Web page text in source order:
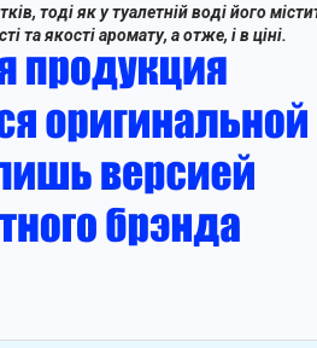
тоді як у туалетній воді його
та якості аромату, а отже, і в ціні.